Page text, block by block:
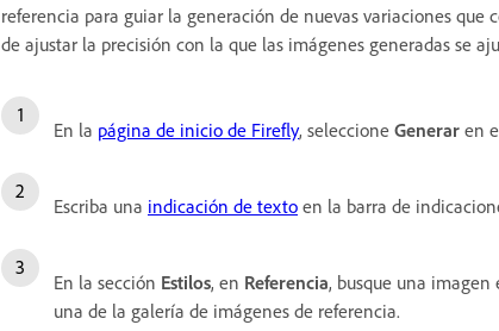
referencia para guiar la generación de nuevas variaciones
de ajustar la precisión con la que las imágenes generadas se
En la página de inicio de Firefly, seleccione Generar en
Escriba una indicación de texto en la barra de
En la sección Estilos, en Referencia, busque una
una de la galería de imágenes de referencia.